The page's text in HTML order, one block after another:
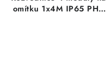
omítku 1x4M IP65 PHS